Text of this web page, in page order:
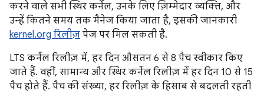
करने वाले सभी स्थिर कर्नेल, उनके लिए ज़िम्मेदार व्यक्ति, और
उन्हें कितने समय तक मैनेज किया जाता है, इसकी जानकारी
kernel.org रिलीज़ पेज पर मिल सकती है.
LTS कर्नेल रिलीज़ में, हर दिन औसतन 6 से 8 पैच स्वीकार किए
जाते हैं. वहीं, सामान्य और स्थिर कर्नेल रिलीज़ में हर दिन 10 से 15
पैच होते हैं. पैच की संख्या, हर रिलीज़ के हिसाब से बदलती रहती